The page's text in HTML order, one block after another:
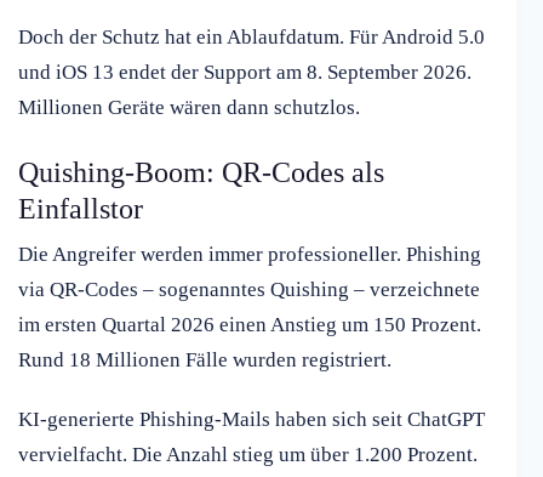
Doch der Schutz hat ein Ablaufdatum. Für Android 5.0
und iOS 13 endet der Support am 8. September 2026.
Millionen Geräte wären dann schutzlos.
Quishing-Boom: QR-Codes als
Einfallstor
Die Angreifer werden immer professioneller. Phishing
via QR-Codes – sogenanntes Quishing – verzeichnete
im ersten Quartal 2026 einen Anstieg um 150 Prozent.
Rund 18 Millionen Fälle wurden registriert.
KI-generierte Phishing-Mails haben sich seit ChatGPT
vervielfacht. Die Anzahl stieg um über 1.200 Prozent.